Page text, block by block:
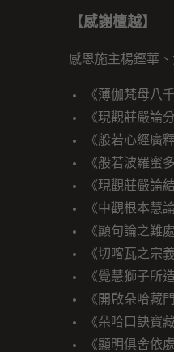
【感謝檀越】
感恩施主楊鏗華
《薄伽梵母八
《現觀莊嚴論
《般若心經廣釋
《般若波羅蜜
《現觀莊嚴論
《中觀根本慧
《顯句論之難
《切喀瓦之宗
《覺慧獅子所
《開啟朵哈藏
《朵哈口訣寶
《顯明俱舍依